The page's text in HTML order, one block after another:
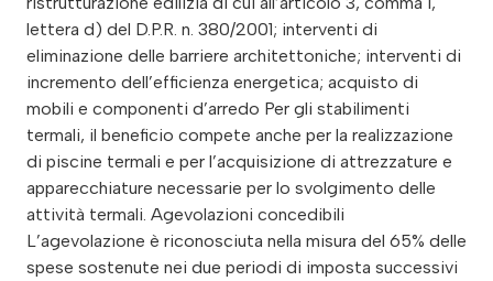
lettera d) del D.P.R. n. 380/2001; interventi di
eliminazione delle barriere architettoniche; interventi di
incremento dell’efficienza energetica; acquisto di
mobili e componenti d’arredo Per gli stabilimenti
termali, il beneficio compete anche per la realizzazione
di piscine termali e per l’acquisizione di attrezzature e
apparecchiature necessarie per lo svolgimento delle
attività termali. Agevolazioni concedibili
L’agevolazione è riconosciuta nella misura del 65% delle
spese sostenute nei due periodi di imposta successivi